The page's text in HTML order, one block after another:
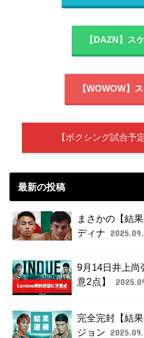
【DAZN】ス
【WOWOW】
【ボクシング試合予
最新の投稿
まさかの【結
ディナ
9月14日井上尚
意2点】
完全完封【結
ジョン